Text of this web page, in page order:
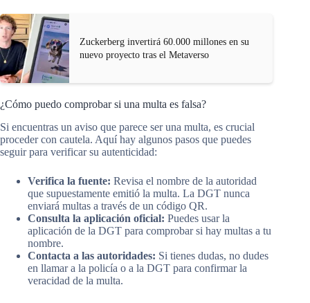
Zuckerberg invertirá 60.000 millones en su
nuevo proyecto tras el Metaverso
¿Cómo puedo comprobar si una multa es falsa?
Si encuentras un aviso que parece ser una multa, es crucial
proceder con cautela. Aquí hay algunos pasos que puedes
seguir para verificar su autenticidad:
Verifica la fuente: Revisa el nombre de la autoridad
que supuestamente emitió la multa. La DGT nunca
enviará multas a través de un código QR.
Consulta la aplicación oficial: Puedes usar la
aplicación de la DGT para comprobar si hay multas a tu
nombre.
Contacta a las autoridades: Si tienes dudas, no dudes
en llamar a la policía o a la DGT para confirmar la
veracidad de la multa.